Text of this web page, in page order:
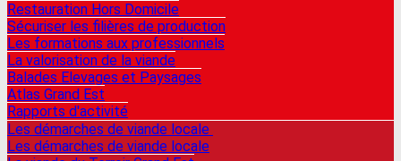
Restauration Hors Domicile
Sécuriser les filières de production
Les formations aux professionnels
La valorisation de la viande
Balades Elevages et Paysages
Atlas Grand Est
Rapports d'activité
Les démarches de viande locale
Les démarches de viande locale